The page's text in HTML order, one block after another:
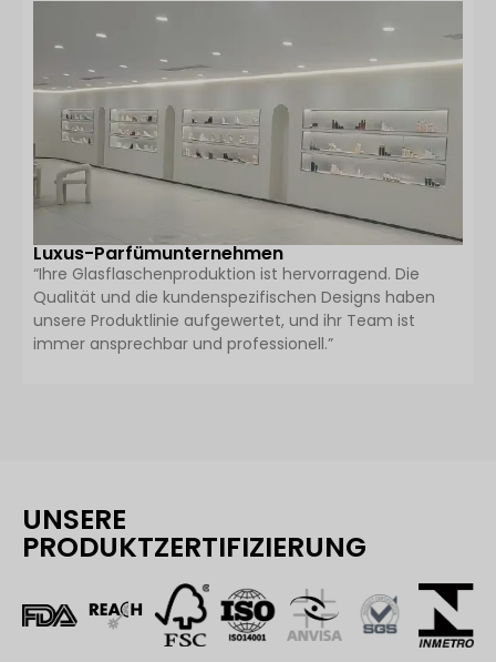
Luxus-Parfümunternehmen
“Ihre Glasflaschenproduktion ist hervorragend. Die
Qualität und die kundenspezifischen Designs haben
unsere Produktlinie aufgewertet, und ihr Team ist
immer ansprechbar und professionell.”
UNSERE
PRODUKTZERTIFIZIERUNG